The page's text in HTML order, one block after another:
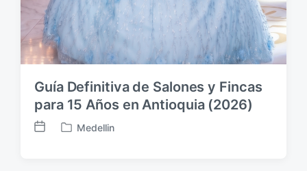
Guía Definitiva de Salones y Fincas
para 15 Años en Antioquia (2026)
F
P
Medellin